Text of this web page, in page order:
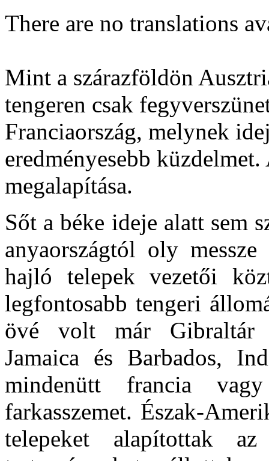
There are no translations
Mint a szárazföldön
tengeren csak
Franciaország, melynek
eredményesebb
megalapítása.
Sőt a béke ideje alatt sem
anyaországtól oly
hajló telepek vezetői
legfontosabb tengeri
övé volt már Gibraltár
Jamaica és Barbados,
mindenütt francia
farkasszemet. Észak-
telepeket alapítottak